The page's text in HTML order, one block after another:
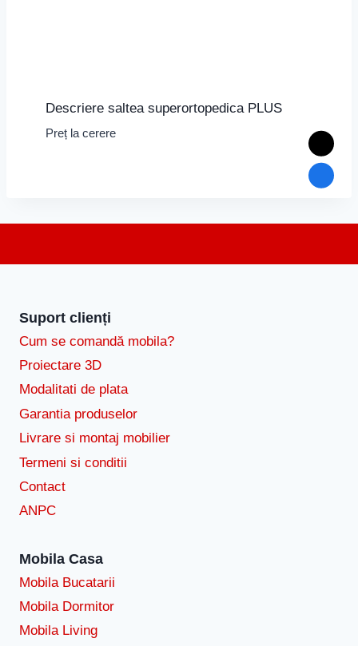
Descriere saltea superortopedica PLUS
Preț la cerere
Suport clienți
Cum se comandă mobila?
Proiectare 3D
Modalitati de plata
Garantia produselor
Livrare si montaj mobilier
Termeni si conditii
Contact
ANPC
Mobila Casa
Mobila Bucatarii
Mobila Dormitor
Mobila Living